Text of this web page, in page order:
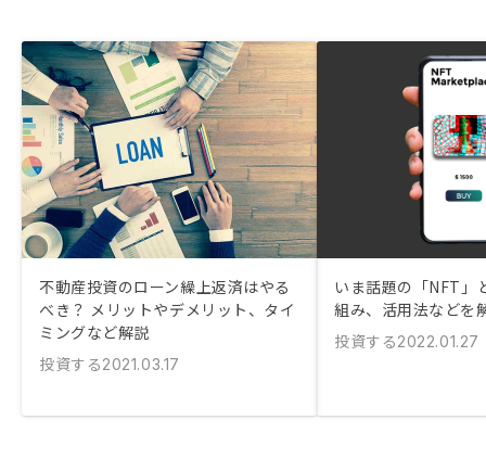
不動産投資のローン繰上返済はやる
べき？ メリットやデメリット、タイ
ミングなど解説
投資する2021.03.17
いま話題の「NFT」
組み、活用法などを
投資する2022.01.27